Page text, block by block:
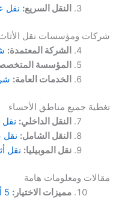
النقل السريع: نقل
شركات ومؤسسات نقل
الشركة المعتمدة:
المؤسسة
الخدمات العامة:
تغطية جميع مناطق الأحساء
النقل الداخلي:
النقل الشامل: نقل
نقل الموبيليا: نقل
مقالات ومعلومات هامة
مميزات الاختيار: 5 أسباب لاختيار خدماتنا لنقل العفش